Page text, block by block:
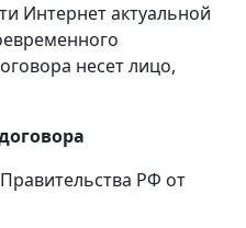
Интернет актуальной
несет лицо,
РФ от